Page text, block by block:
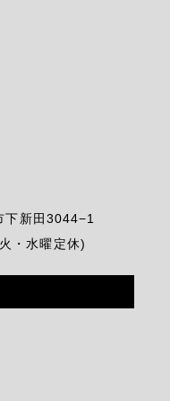
下新田3044−1
・水曜定休)